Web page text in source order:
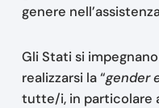
genere
Gli Stati si
realizzarsi la “gender
tutte/i, in particolare